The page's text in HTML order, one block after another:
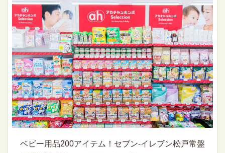
ベビー用品200アイテム！セブン‐イレブン松戸常盤